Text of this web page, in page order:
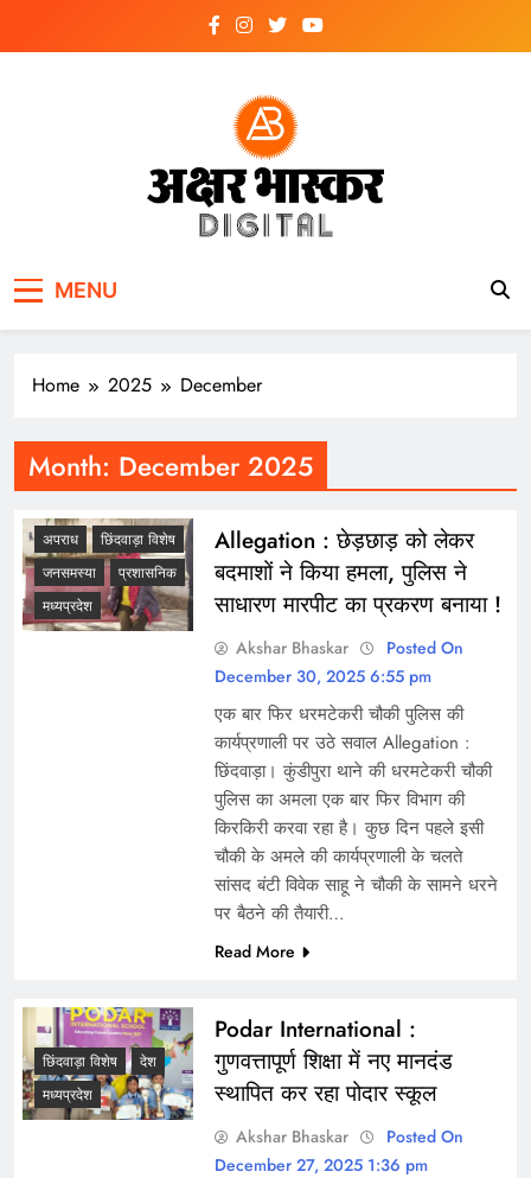
MENU
Home 2025 December
Month: December 2025
अपराध
छिंदवाड़ा विशेष
जनसमस्या
प्रशासनिक
मध्यप्रदेश
Allegation : छेड़छाड़ को लेकर
बदमाशों ने किया हमला, पुलिस ने
साधारण मारपीट का प्रकरण बनाया !
Akshar Bhaskar
Posted On
December 30, 2025 6:55 pm
एक बार फिर धरमटेकरी चौकी पुलिस की
कार्यप्रणाली पर उठे सवाल Allegation :
छिंदवाड़ा। कुंडीपुरा थाने की धरमटेकरी चौकी
पुलिस का अमला एक बार फिर विभाग की
किरकिरी करवा रहा है। कुछ दिन पहले इसी
चौकी के अमले की कार्यप्रणाली के चलते
सांसद बंटी विवेक साहू ने चौकी के सामने धरने
पर बैठने की तैयारी…
Read More
छिंदवाड़ा विशेष
देश
मध्यप्रदेश
Podar International :
गुणवत्तापूर्ण शिक्षा में नए मानदंड
स्थापित कर रहा पोदार स्कूल
Akshar Bhaskar
Posted On
December 27, 2025 1:36 pm